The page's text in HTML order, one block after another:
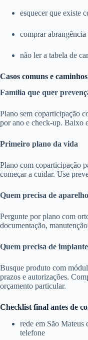
esquecer que existe
comprar
não ler a tabela de
Casos comuns e
Família que quer
Plano sem coparticipação
por ano e check-up. Baixo
Primeiro plano da vida
Plano com coparticipação
começar a cuidar. Use
Quem precisa de aparelho
Pergunte por plano com
documentação,
Quem precisa de implante
Busque produto com
prazos e autorizações.
orçamento particular.
Checklist final antes de
rede em São
telefone